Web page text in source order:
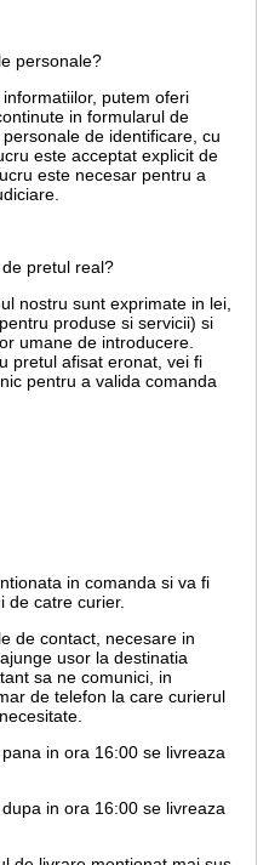
personale?
putem oferi
in formularul de
de identificare, cu
este acceptat explicit de
este necesar pentru a
pretul real?
nostru sunt exprimate in lei,
produse si servicii) si
umane de introducere.
pretul afisat eronat, vei fi
pentru a valida comanda
in comanda si va fi
de catre curier.
de contact, necesare in
usor la destinatia
sa ne comunici, in
de telefon la care curierul
in ora 16:00 se livreaza
in ora 16:00 se livreaza